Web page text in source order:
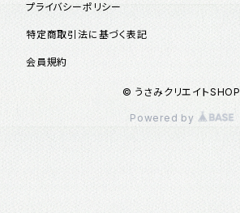
プライバシーポリシー
特定商取引法に基づく表記
会員規約
© うさみクリエイトSHOP
Powered by